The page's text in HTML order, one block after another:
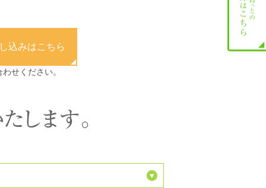
込みはこちら
せください。